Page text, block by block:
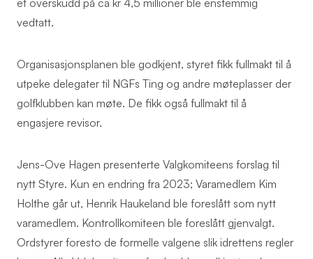
et overskudd på ca kr 4,5 millioner ble enstemmig
vedtatt.
Organisasjonsplanen ble godkjent, styret fikk fullmakt til å
utpeke delegater til NGFs Ting og andre møteplasser der
golfklubben kan møte. De fikk også fullmakt til å
engasjere revisor.
Jens-Ove Hagen presenterte Valgkomiteens forslag til
nytt Styre. Kun en endring fra 2023; Varamedlem Kim
Holthe går ut, Henrik Haukeland ble foreslått som nytt
varamedlem. Kontrollkomiteen ble foreslått gjenvalgt.
Ordstyrer foresto de formelle valgene slik idrettens regler